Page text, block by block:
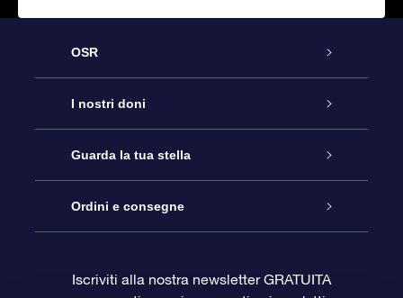
OSR
Assistenza
Contattaci
Blog
I nostri doni
Online Star Gift
Pacchetto regalo OSR
Guarda la tua stella
Registro stellare
Ordini e consegne
Iscriviti alla nostra newsletter GRATUITA